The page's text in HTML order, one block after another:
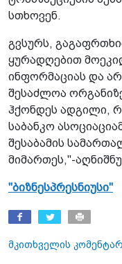
სთხოვენ.
გვსურს,
ყურადღებით
ინფორმაციას და არ
შესაძლოა
ჰქონდეს ადგილი,
საბანკო
შესაბამის
მიმართეს,"-
"ბიზნესპრესნიუსი"
მკითხველის